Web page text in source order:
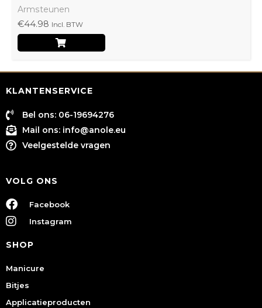
Armsteunen
€44.98 Incl. BTW
KLANTENSERVICE
Bel ons: 06-19694276
Mail ons: info@anole.eu
Veelgestelde vragen
VOLG ONS
Facebook
Instagram
SHOP
Manicure
Bitjes
Applicatieproducten